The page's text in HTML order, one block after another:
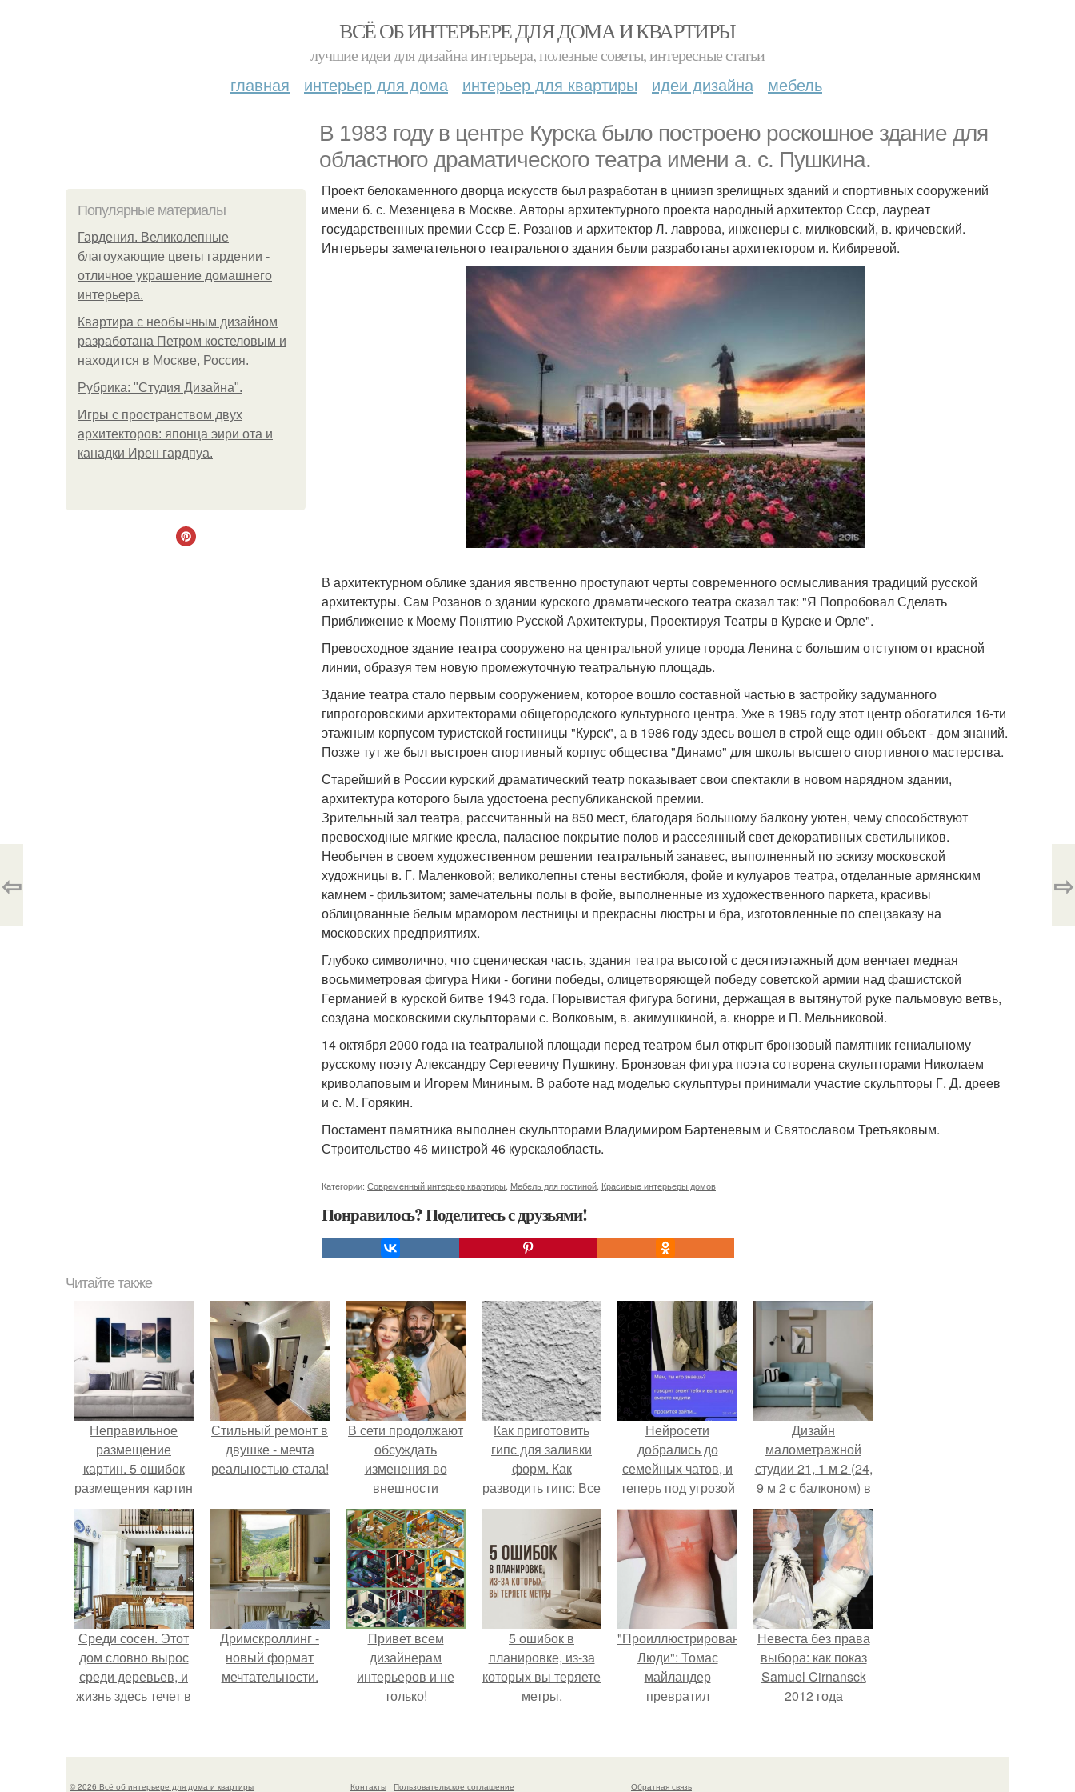
ВСЁ ОБ ИНТЕРЬЕРЕ ДЛЯ ДОМА И КВАРТИРЫ
лучшие идеи для дизайна интерьера, полезные советы, интересные статьи
главная интерьер для дома интерьер для квартиры идеи дизайна мебель
В 1983 году в центре Курска было построено роскошное здание для
областного драматического театра имени а. с. Пушкина.
Популярные материалы
Гардения. Великолепные
благоухающие цветы гардении -
отличное украшение домашнего
интерьера.
Квартира с необычным дизайном
разработана Петром костеловым и
находится в Москве, Россия.
Рубрика: "Студия Дизайна".
Игры с пространством двух
архитекторов: японца эири ота и
канадки Ирен гардпуа.
Проект белокаменного дворца искусств был разработан в цнииэп зрелищных зданий и спортивных сооружений
имени б. с. Мезенцева в Москве. Авторы архитектурного проекта народный архитектор Ссср, лауреат
государственных премии Ссср Е. Розанов и архитектор Л. лаврова, инженеры с. милковский, в. кричевский.
Интерьеры замечательного театрального здания были разработаны архитектором и. Кибиревой.
В архитектурном облике здания явственно проступают черты современного осмысливания традиций русской
архитектуры. Сам Розанов о здании курского драматического театра сказал так: "Я Попробовал Сделать
Приближение к Моему Понятию Русской Архитектуры, Проектируя Театры в Курске и Орле".
Превосходное здание театра сооружено на центральной улице города Ленина с большим отступом от красной
линии, образуя тем новую промежуточную театральную площадь.
Здание театра стало первым сооружением, которое вошло составной частью в застройку задуманного
гипрогоровскими архитекторами общегородского культурного центра. Уже в 1985 году этот центр обогатился 16-ти
этажным корпусом туристской гостиницы "Курск", а в 1986 году здесь вошел в строй еще один объект - дом знаний.
Позже тут же был выстроен спортивный корпус общества "Динамо" для школы высшего спортивного мастерства.
Старейший в России курский драматический театр показывает свои спектакли в новом нарядном здании,
архитектура которого была удостоена республиканской премии.
Зрительный зал театра, рассчитанный на 850 мест, благодаря большому балкону уютен, чему способствуют
превосходные мягкие кресла, паласное покрытие полов и рассеянный свет декоративных светильников.
Необычен в своем художественном решении театральный занавес, выполненный по эскизу московской
художницы в. Г. Маленковой; великолепны стены вестибюля, фойе и кулуаров театра, отделанные армянским
камнем - фильзитом; замечательны полы в фойе, выполненные из художественного паркета, красивы
облицованные белым мрамором лестницы и прекрасны люстры и бра, изготовленные по спецзаказу на
московских предприятиях.
Глубоко символично, что сценическая часть, здания театра высотой с десятиэтажный дом венчает медная
восьмиметровая фигура Ники - богини победы, олицетворяющей победу советской армии над фашистской
Германией в курской битве 1943 года. Порывистая фигура богини, держащая в вытянутой руке пальмовую ветвь,
создана московскими скульпторами с. Волковым, в. акимушкиной, а. кнорре и П. Мельниковой.
14 октября 2000 года на театральной площади перед театром был открыт бронзовый памятник гениальному
русскому поэту Александру Сергеевичу Пушкину. Бронзовая фигура поэта сотворена скульпторами Николаем
криволаповым и Игорем Мининым. В работе над моделью скульптуры принимали участие скульпторы Г. Д. дреев
и с. М. Горякин.
Постамент памятника выполнен скульпторами Владимиром Бартеневым и Святославом Третьяковым.
Строительство 46 минстрой 46 курскаяобласть.
Категории: Современный интерьер квартиры Мебель для гостиной Красивые интерьеры домов
Понравилось? Поделитесь с друзьями!
⇦ ⇨
Читайте также
Неправильное
размещение
картин. 5 ошибок
размещения картин
на стенах
Стильный ремонт в
двушке - мечта
реальностью стала!
В сети продолжают
обсуждать
изменения во
внешности
актрисы.
Как приготовить
гипс для заливки
форм. Как
разводить гипс: Все
о приготовлении
идеального
раствора
Нейросети
добрались до
семейных чатов, и
теперь под угрозой
мамины нервы.
Дизайн
малометражной
студии 21, 1 м 2 (24,
9 м 2 с балконом) в
Краснодаре.
Среди сосен. Этот
дом словно вырос
среди деревьев, и
жизнь здесь течет в
спешки и лишнего
Дримскроллинг -
новый формат
мечтательности.
Привет всем
дизайнерам
интерьеров и не
только!
5 ошибок в
планировке, из-за
которых вы теряете
метры.
"Проиллюстрированные
Люди": Томас
майландер
превратил
Невеста без права
выбора: как показ
Samuel Cirnansck
2012 года
принуждения.
© 2026 Всё об интерьере для дома и квартиры Контакты Пользовательское соглашение Обратная связь